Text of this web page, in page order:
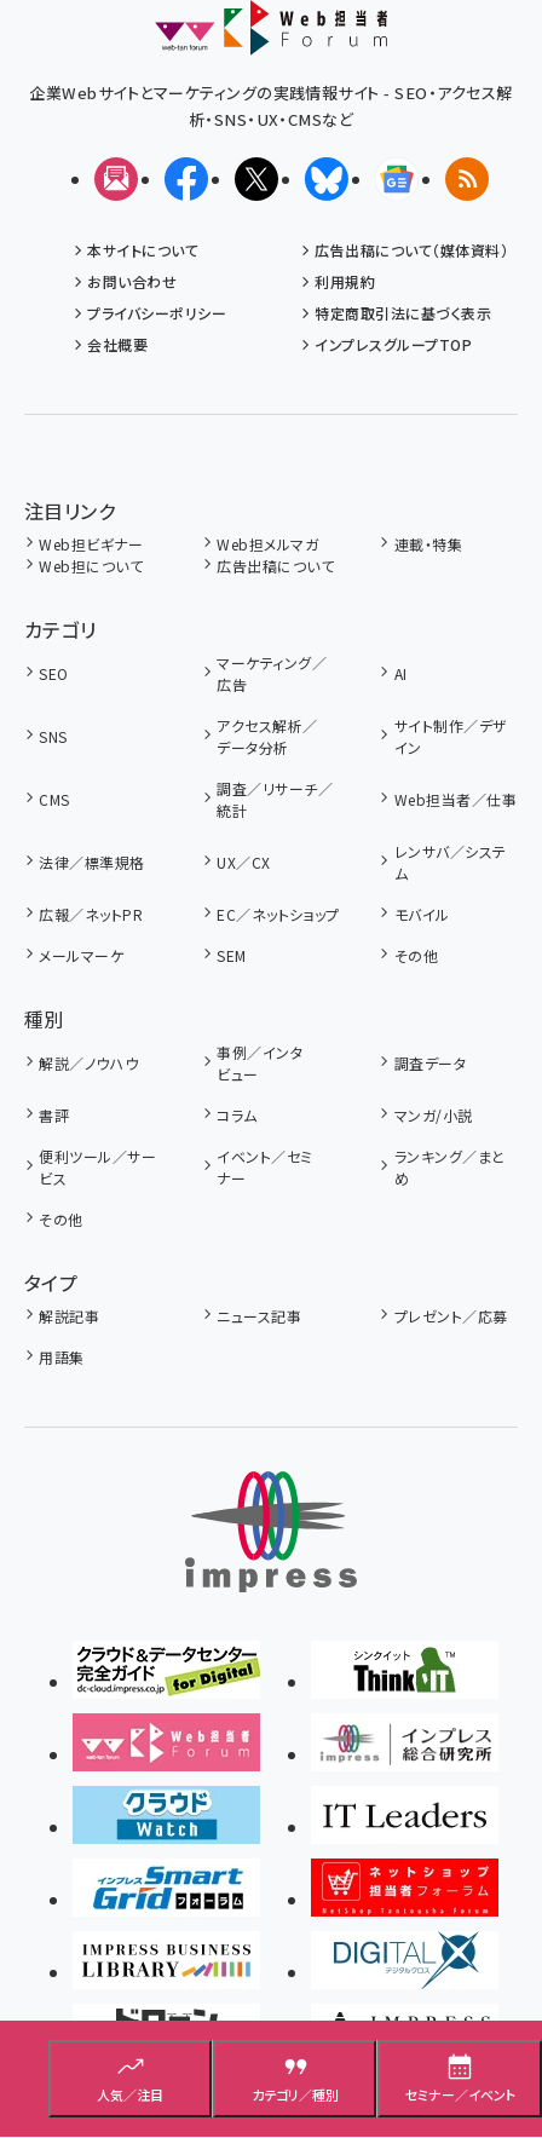
人気／注目 カテゴリ／種別 セミナー／イベント
企業Webサイトとマーケティングの実践情報サイト - SEO・アクセス解
析・SNS・UX・CMSなど
メルマガFacebookX(エックス)BlueskyGoogleニュ
RSS
本サイトについて
広告出稿について（媒体資料）
お問い合わせ
利用規約
プライバシーポリシー
特定商取引法に基づく表示
会社概要
インプレスグループTOP
注目リンク
Web担ビギナー Web担メルマガ
連載・特集
Web担について
広告出稿について
カテゴリ
SEO
マーケティング／
広告
AI
SNS
アクセス解析／
データ分析
サイト制作／デザ
イン
CMS
調査／リサーチ／
統計
Web担当者／仕事
法律／標準規格 UX／CX
レンサバ／システ
ム
広報／ネットPR
EC／ネットショップ
モバイル
メールマーケ
SEM その他
種別
解説／ノウハウ
事例／インタ
ビュー
調査データ
書評 コラム
マンガ/小説
便利ツール／サー
ビス
イベント／セミ
ナー
ランキング／まと
め
その他
タイプ
解説記事 ニュース記事
プレゼント／応募
用語集